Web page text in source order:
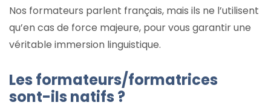
Nos formateurs parlent français, mais ils ne l’utilisent
qu’en cas de force majeure, pour vous garantir une
véritable immersion linguistique.
Les formateurs/formatrices
sont-ils natifs ?